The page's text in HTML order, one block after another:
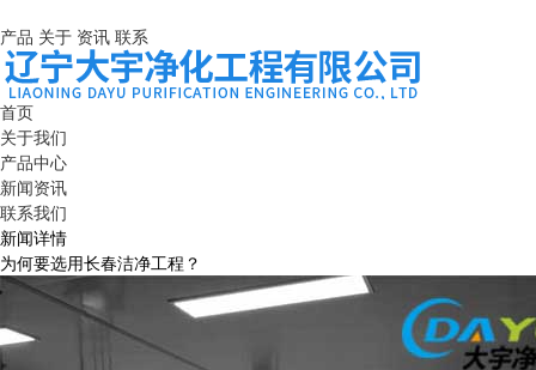
产品 关于 资讯 联系
首页
关于我们
产品中心
新闻资讯
联系我们
新闻详情
为何要选用长春洁净工程？